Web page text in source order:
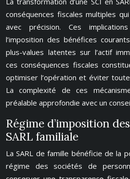
conséquences fiscales multiples
avec précision. Ces
l’imposition des bénéfices
plus-values latentes sur l’actif
ces conséquences fiscales
optimiser l’opération et éviter
La complexité de ces
préalable approfondie avec un
Régime d’imposition
SARL familiale
La SARL de famille bénéficie de la
régime des sociétés de